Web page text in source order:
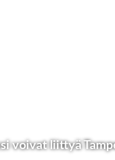
voivat liittyä